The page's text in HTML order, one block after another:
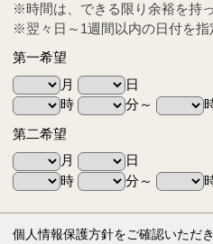
※時間は、できる限り余裕を持
※翌々日～1週間以内の日付を指
第一希望
月
日
時
分～
第二希望
月
日
時
分～
個人情報保護方針をご確認いただ